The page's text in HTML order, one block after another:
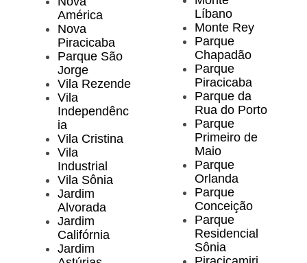
América
Nova
Piracicaba
Parque São
Jorge
Vila Rezende
Vila
Independênc
ia
Vila Cristina
Vila
Industrial
Vila Sônia
Jardim
Alvorada
Jardim
Califórnia
Jardim
Líbano
Monte Rey
Parque
Chapadão
Parque
Piracicaba
Parque da
Rua do Porto
Parque
Primeiro de
Maio
Parque
Orlanda
Parque
Conceição
Parque
Residencial
Sônia